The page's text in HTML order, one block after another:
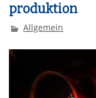
produktion
Allgemein